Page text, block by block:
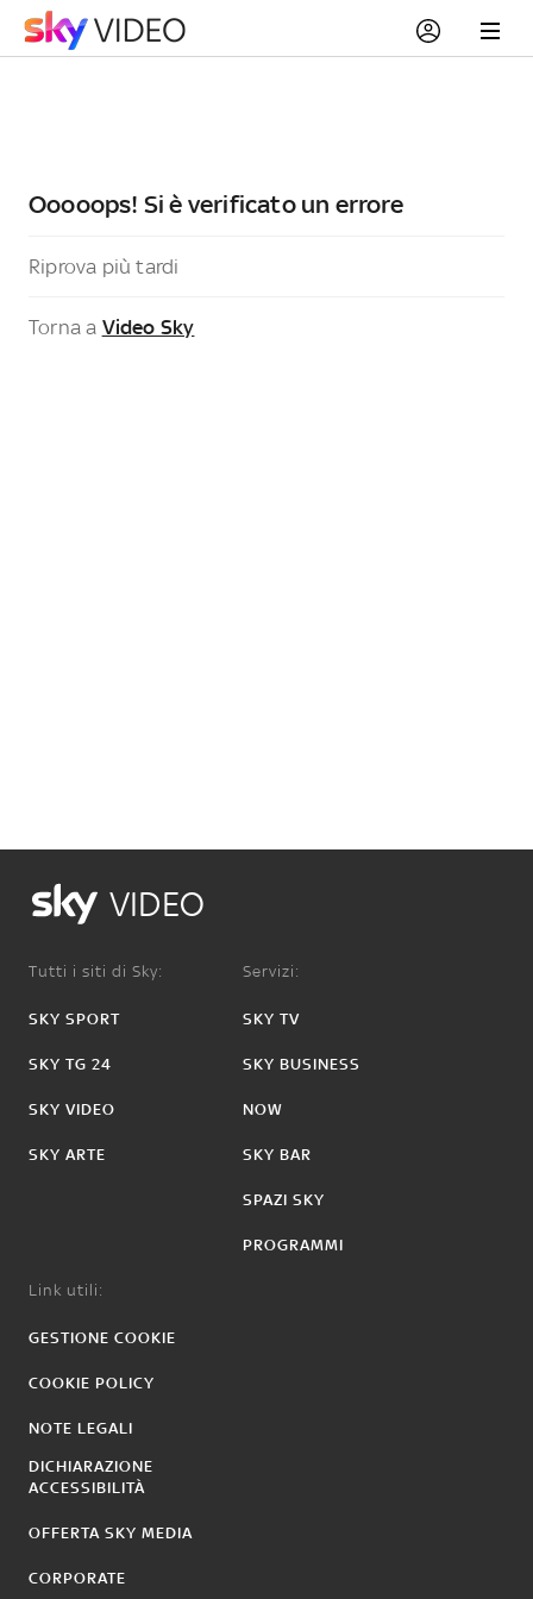
Ooooops! Si è verificato un errore
Riprova più tardi
Torna a Video Sky
VIDEO
Tutti i siti di Sky:
SKY SPORT
SKY TG 24
SKY VIDEO
SKY ARTE
Servizi:
SKY TV
SKY BUSINESS
NOW
SKY BAR
SPAZI SKY
PROGRAMMI
Link utili:
GESTIONE COOKIE
COOKIE POLICY
NOTE LEGALI
DICHIARAZIONE
ACCESSIBILITÀ
OFFERTA SKY MEDIA
CORPORATE